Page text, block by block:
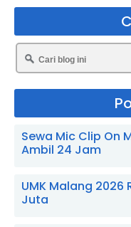
Sewa Mic Clip On
Ambil 24 Jam
UMK Malang 2026
Juta